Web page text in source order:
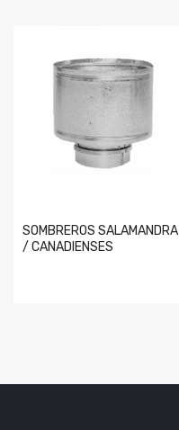
SOMBREROS SALAMANDRA
/ CANADIENSES